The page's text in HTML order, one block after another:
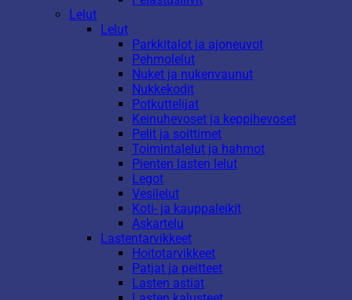
Lelut
Lelut
Parkkitalot ja ajoneuvot
Pehmolelut
Nuket ja nukenvaunut
Nukkekodit
Potkuttelijat
Keinuhevoset ja keppihevoset
Pelit ja soittimet
Toimintalelut ja hahmot
Pienten lasten lelut
Legot
Vesilelut
Koti- ja kauppaleikit
Askartelu
Lastentarvikkeet
Hoitotarvikkeet
Patjat ja peitteet
Lasten astiat